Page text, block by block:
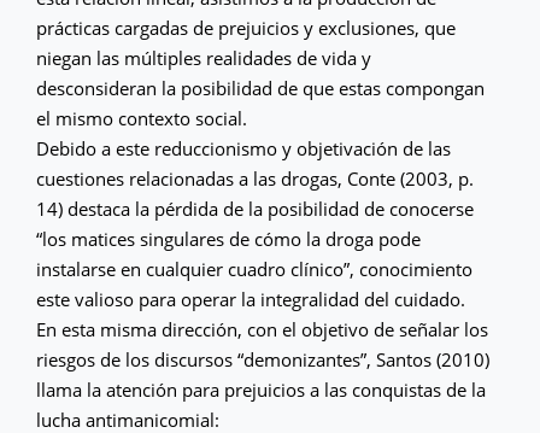
prácticas cargadas de prejuicios y exclusiones, que
niegan las múltiples realidades de vida y
desconsideran la posibilidad de que estas compongan
el mismo contexto social.
Debido a este reduccionismo y objetivación de las
cuestiones relacionadas a las drogas, Conte (2003, p.
14) destaca la pérdida de la posibilidad de conocerse
“los matices singulares de cómo la droga pode
instalarse en cualquier cuadro clínico”, conocimiento
este valioso para operar la integralidad del cuidado.
En esta misma dirección, con el objetivo de señalar los
riesgos de los discursos “demonizantes”, Santos (2010)
llama la atención para prejuicios a las conquistas de la
lucha antimanicomial: